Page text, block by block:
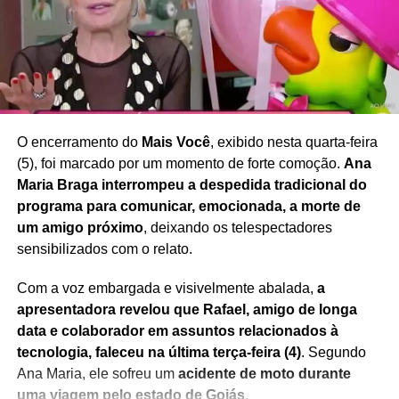
Redação Saiba+
O encerramento do Mais Você, exibido nesta quarta-feira
(5), foi marcado por um momento de forte comoção. Ana
Maria Braga interrompeu a despedida tradicional do
programa para comunicar, emocionada, a morte de
um amigo próximo, deixando os telespectadores
sensibilizados com o relato.
Com a voz embargada e visivelmente abalada, a
apresentadora revelou que Rafael, amigo de longa
data e colaborador em assuntos relacionados à
tecnologia, faleceu na última terça-feira (4). Segundo
Ana Maria, ele sofreu um acidente de moto durante
uma viagem pelo estado de Goiás.